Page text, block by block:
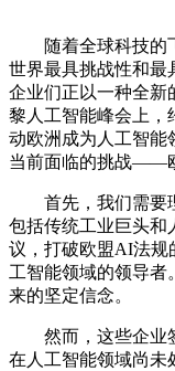
随着全球科技的飞
世界最具挑战性和最
企业们正以一种全新
黎人工智能峰会上，
动欧洲成为人工智能
当前面临的挑战——
首先，我们需要理
包括传统工业巨头和
议，打破欧盟AI法规
工智能领域的领导者
来的坚定信念。
然而，这些企业签
在人工智能领域尚未